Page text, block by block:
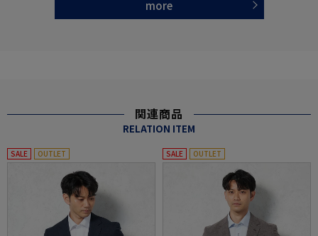
more
関連商品
RELATION ITEM
SALE OUTLET SALE OUTLET